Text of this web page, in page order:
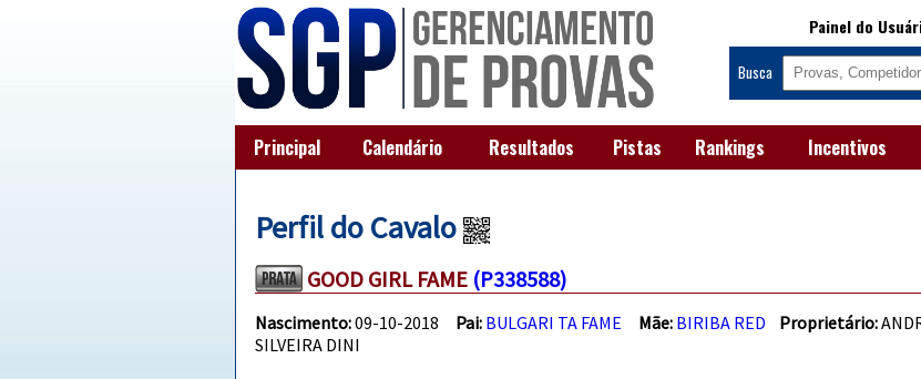
Painel do
Busca
Principal Calendário Resultados Pistas Rankings Incentivos
Perfil do Cavalo
GOOD GIRL FAME (P338588)
Nascimento:09-10-2018 Pai: BULGARI TA FAME Mãe: BIRIBA RED Proprietário:
SILVEIRA DINI